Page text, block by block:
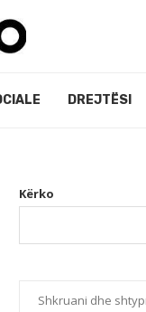
DREJTËSI
Kërko